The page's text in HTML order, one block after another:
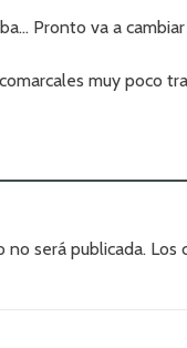
Pronto va a
muy poco
no será publicada. Los